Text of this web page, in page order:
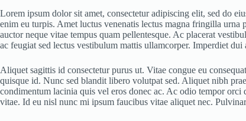
Lorem ipsum dolor sit amet, consectetur adipiscing elit, sed do
enim eu turpis. Amet luctus venenatis lectus magna fringilla urna
auctor neque vitae tempus quam pellentesque. Ac placerat
ac feugiat sed lectus vestibulum mattis ullamcorper. Imperdiet
Aliquet sagittis id consectetur purus ut. Vitae congue eu
quisque id. Nunc sed blandit libero volutpat sed. Aliquet nibh
condimentum lacinia quis vel eros donec ac. Ac odio tempor
vitae. Id eu nisl nunc mi ipsum faucibus vitae aliquet nec.